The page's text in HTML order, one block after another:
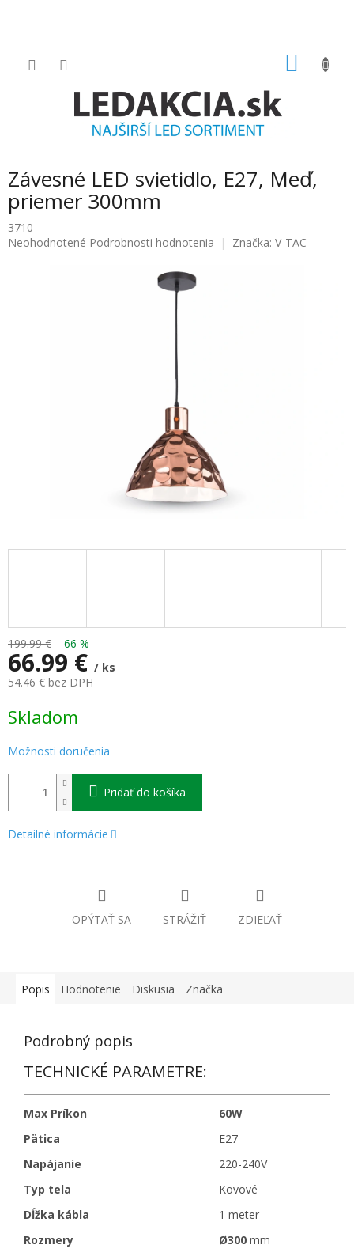
Závesné LED svietidlo, E27, Meď,
priemer 300mm
3710
Priemerné
Neohodnotené Podrobnosti hodnotenia Značka: V-TAC
199.99 € –66 %
66.99 € / ks
54.46 € bez DPH
cena:
Skladom
Možnosti doručenia
Pridať do košíka
Detailné informácie
OPÝTAŤ SA STRÁŽIŤ ZDIEĽAŤ
Popis Hodnotenie Diskusia Značka
Podrobný popis
TECHNICKÉ PARAMETRE:
Max Príkon
60W
Pätica
E27
Napájanie
220-240V
Typ tela
Kovové
Dĺžka kábla
1 meter
Rozmery
Ø300 mm